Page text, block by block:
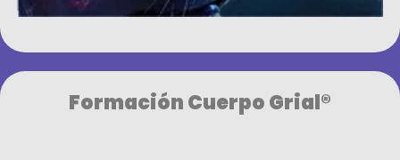
Formación Cuerpo Grial®